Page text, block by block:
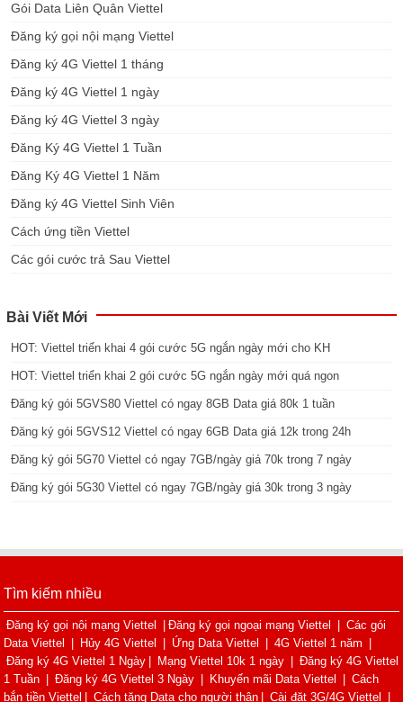
Gói Data Liên Quân Viettel
Đăng ký gọi nội mạng Viettel
Đăng ký 4G Viettel 1 tháng
Đăng ký 4G Viettel 1 ngày
Đăng ký 4G Viettel 3 ngày
Đăng Ký 4G Viettel 1 Tuần
Đăng Ký 4G Viettel 1 Năm
Đăng ký 4G Viettel Sinh Viên
Cách ứng tiền Viettel
Các gói cước trả Sau Viettel
Bài Viết Mới
HOT: Viettel triển khai 4 gói cước 5G ngắn ngày mới cho KH
HOT: Viettel triển khai 2 gói cước 5G ngắn ngày mới quá ngon
Đăng ký gói 5GVS80 Viettel có ngay 8GB Data giá 80k 1 tuần
Đăng ký gói 5GVS12 Viettel có ngay 6GB Data giá 12k trong 24h
Đăng ký gói 5G70 Viettel có ngay 7GB/ngày giá 70k trong 7 ngày
Đăng ký gói 5G30 Viettel có ngay 7GB/ngày giá 30k trong 3 ngày
Tìm kiếm nhiều
Đăng ký gọi nội mạng Viettel Đăng ký gọi ngoại mạng Viettel
Các gói
Data Viettel
Hủy 4G Viettel Ứng Data Viettel 4G Viettel 1 năm
Đăng ký 4G Viettel 1 Ngày
Mạng Viettel 10k 1 ngày
Đăng ký 4G Viettel
1 Tuần
Đăng ký 4G Viettel 3 Ngày Khuyến mãi Data Viettel
Cách
bắn tiền Viettel
Cách tặng Data cho người thân Cài đặt 3G/4G Viettel